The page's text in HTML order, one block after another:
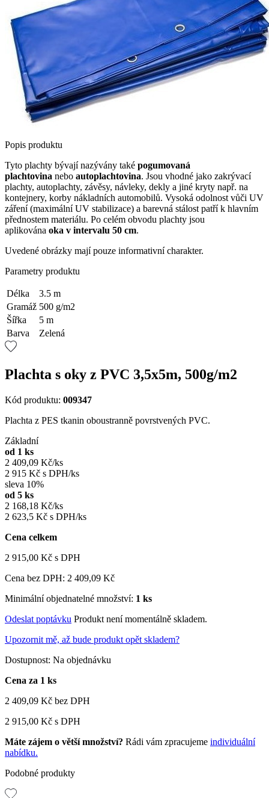
Popis produktu
Tyto plachty bývají nazývány také pogumovaná
plachtovina nebo autoplachtovina. Jsou vhodné jako zakrývací
plachty, autoplachty, závěsy, návleky, dekly a jiné kryty např. na
kontejnery, korby nákladních automobilů. Vysoká odolnost vůči UV
záření (maximální UV stabilizace) a barevná stálost patří k hlavním
přednostem materiálu. Po celém obvodu plachty jsou
aplikována oka v intervalu 50 cm.
Uvedené obrázky mají pouze informativní charakter.
Parametry produktu
Délka
3.5 m
Gramáž 500 g/m2
Šířka
5 m
Barva
Zelená
Plachta s oky z PVC 3,5x5m, 500g/m2
Kód produktu: 009347
Plachta z PES tkanin oboustranně povrstvených PVC.
Základní
od 1 ks
2 409,09 Kč/ks
2 915 Kč s DPH/ks
sleva 10%
od 5 ks
2 168,18 Kč/ks
2 623,5 Kč s DPH/ks
Cena celkem
2 915,00 Kč s DPH
Cena bez DPH: 2 409,09 Kč
Minimální objednatelné množství: 1 ks
Odeslat poptávku Produkt není momentálně skladem.
Upozornit mě, až bude produkt opět skladem?
Dostupnost: Na objednávku
Cena za 1 ks
2 409,09 Kč bez DPH
2 915,00 Kč s DPH
Máte zájem o větší množství? Rádi vám zpracujeme individuální
nabídku.
Podobné produkty